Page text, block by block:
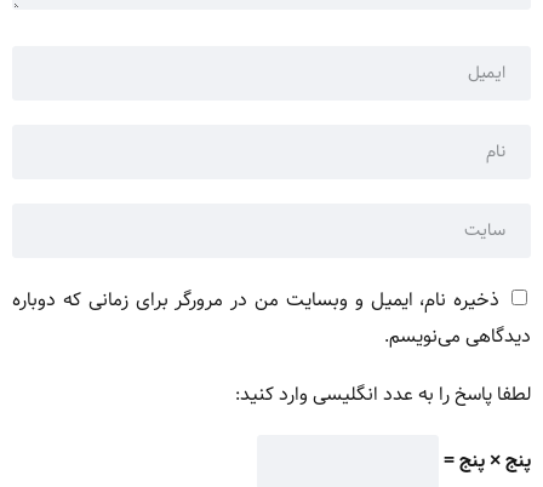
ذخیره نام، ایمیل و وبسایت من در مرورگر برای زمانی که دوباره
دیدگاهی می‌نویسم.
لطفا پاسخ را به عدد انگلیسی وارد کنید:
پنج × پنج =